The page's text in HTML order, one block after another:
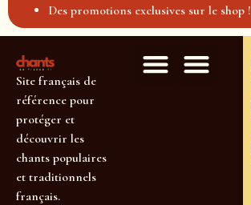
Des promotions exclusives sur le shop !
Site français de
référence pour
protéger et
découvrir les
chants populaires
et traditionnels
français.